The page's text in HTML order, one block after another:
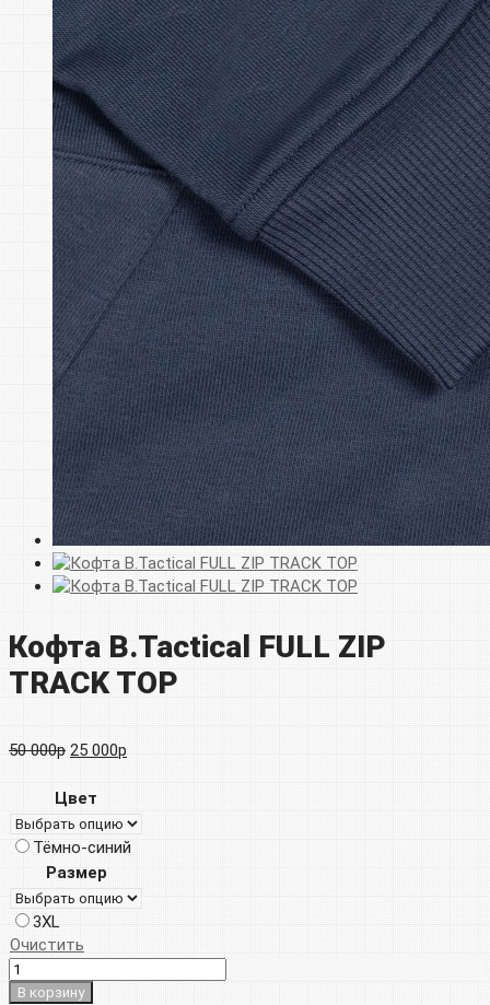
Кофта B.Tactical FULL ZIP
TRACK TOP
50 000р Первоначальная
составляла
000р.
25 000р
25
Цвет
Тёмно-синий
Размер
3XL
Очистить
В корзину